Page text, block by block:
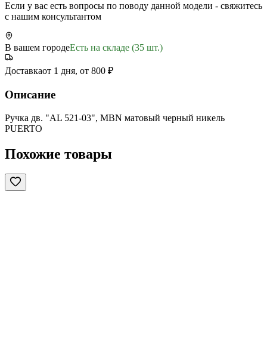
Если у вас есть вопросы по поводу данной модели - свяжитесь
с нашим консультантом
В вашем городеЕсть на складе (35 шт.)
Доставкаот 1 дня, от 800 ₽
Описание
Ручка дв. "AL 521-03", MBN матовый черный никель
PUERTO
Похожие товары